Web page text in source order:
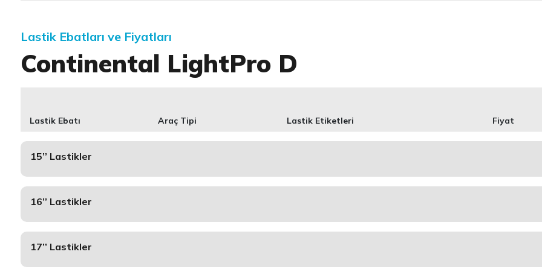
Lastik Ebatları ve Fiyatları
Continental LightPro D
Lastik Ebatı Araç Tipi Lastik Etiketleri Fiyat
15’’ Lastikler
16’’ Lastikler
17’’ Lastikler